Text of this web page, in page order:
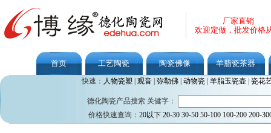
厂家直销
欢迎定做，批发价格
首页 工艺陶瓷 陶瓷佛像 羊脂瓷茶器
快速： 人物瓷塑 观音| 弥勒佛| 动物瓷| 羊脂玉瓷壶| 瓷花
德化陶瓷产品搜索 关健字：
价格快速查询： 20以下 20-30 30-50 50-100 100-200 200-